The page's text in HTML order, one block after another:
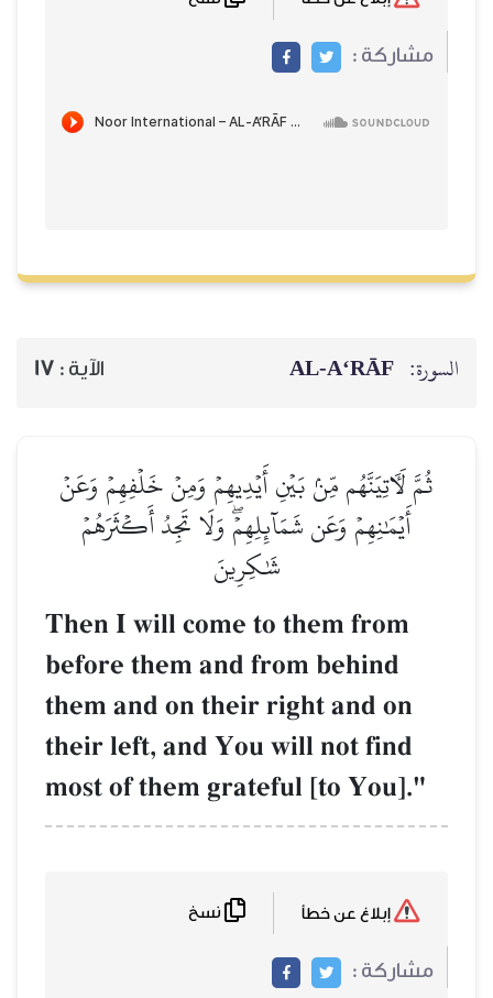
مشاركة :
السورة: AL‑A‘RĀF الآية : 17
ثُمَّ لَأٓتِيَنَّهُم مِّنۢ بَيۡنِ أَيۡدِيهِمۡ وَمِنۡ خَلۡفِهِمۡ وَعَنۡ
أَيۡمَٰنِهِمۡ وَعَن شَمَآئِلِهِمۡۖ وَلَا تَجِدُ أَكۡثَرَهُمۡ
شَٰكِرِينَ
Then I will come to them from
before them and from behind
them and on their right and on
their left, and You will not find
most of them grateful [to You]."
مشاركة :